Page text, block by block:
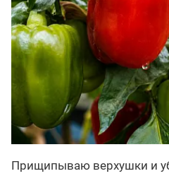
Прищипываю верхушки и